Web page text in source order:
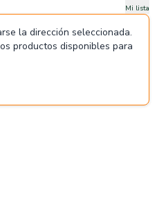
Mi lista
la dirección seleccionada.
productos disponibles para